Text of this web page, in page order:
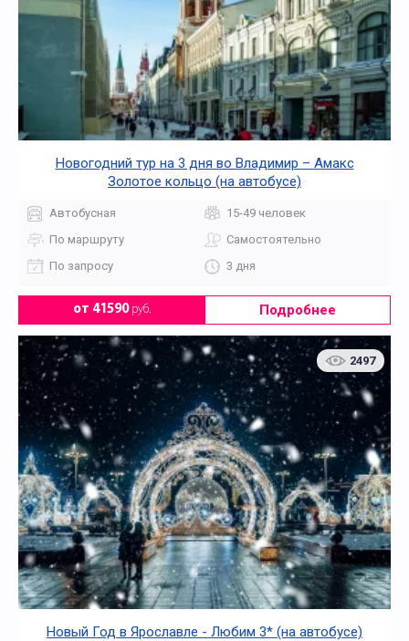
Новогодний тур на 3 дня во Владимир – Амакс
Золотое кольцо (на автобусе)
Автобусная
15-49 человек
По маршруту
Самостоятельно
По запросу
3 дня
от 41590руб. Подробнее
2497
Новый Год в Ярославле - Любим 3* (на автобусе)